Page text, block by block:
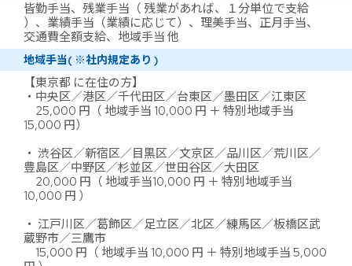
皆勤手当、残業手当（ 残業があれば、１分単位で支給
）、業績手当（業績に応じて）、理美手当、正月手当、
交通費全額支給、地域手当 他
地域手当( ※社内規定あり )
【東京都 に在住の方】
・中央区／港区／千代田区／台東区／墨田区／江東区
25,000 円（ 地域手当 10,000 円 ＋ 特別地域手当
15,000 円）
・ 渋谷区／新宿区／目黒区／文京区／品川区／荒川区／
豊島区／中野区／杉並区／世田谷区／大田区
20,000 円（ 地域手当10,000 円 ＋ 特別地域手当
10,000 円 ）
・ 江戸川区／葛飾区／足立区／北区／練馬区／板橋区武
蔵野市／三鷹市
15,000 円（ 地域手当 10,000 円 ＋ 特別地域手当 5,000